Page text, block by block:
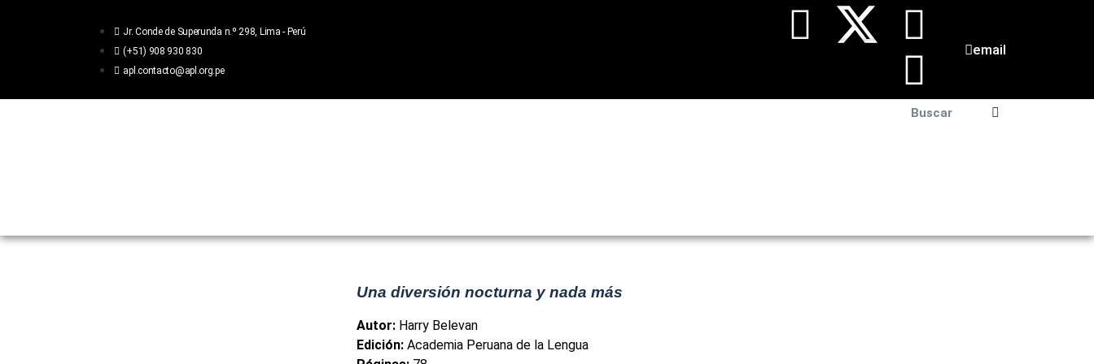
Jr. Conde de Superunda n.º 298, Lima - Perú
(+51) 908 930 830
apl.contacto@apl.org.pe
email
Una diversión nocturna y nada más
Autor: Harry Belevan
Edición:Academia Peruana de la Lengua